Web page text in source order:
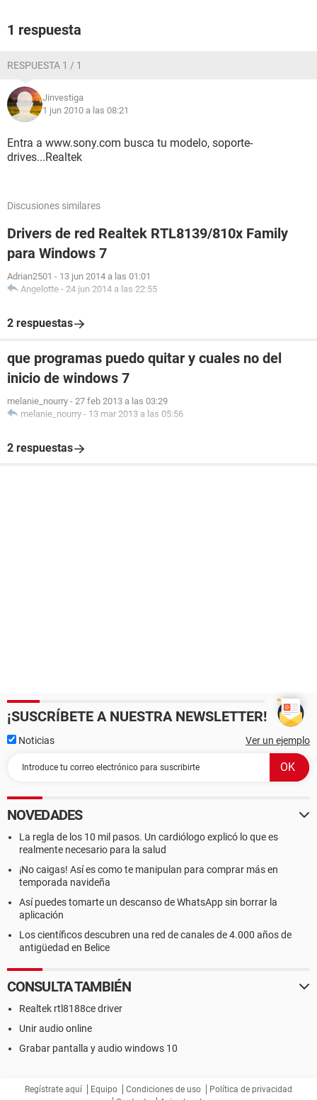
1 respuesta
RESPUESTA 1 / 1
Jinvestiga
1 jun 2010 a las 08:21
Entra a www.sony.com busca tu modelo, soporte-
drives...Realtek
Discusiones similares
Drivers de red Realtek RTL8139/810x Family
para Windows 7
Adrian2501 - 13 jun 2014 a las 01:01
Angelotte - 24 jun 2014 a las 22:55
2 respuestas
que programas puedo quitar y cuales no del
inicio de windows 7
melanie_nourry - 27 feb 2013 a las 03:29
melanie_nourry - 13 mar 2013 a las 05:56
2 respuestas
¡SUSCRÍBETE A NUESTRA NEWSLETTER!
Noticias Ver un ejemplo
NOVEDADES
La regla de los 10 mil pasos. Un cardiólogo explicó lo que es
realmente necesario para la salud
¡No caigas! Así es como te manipulan para comprar más en
temporada navideña
Así puedes tomarte un descanso de WhatsApp sin borrar la
aplicación
Los científicos descubren una red de canales de 4.000 años de
antigüedad en Belice
CONSULTA TAMBIÉN
Realtek rtl8188ce driver
Unir audio online
Grabar pantalla y audio windows 10
Regístrate aquí Equipo Condiciones de uso
Política de privacidad